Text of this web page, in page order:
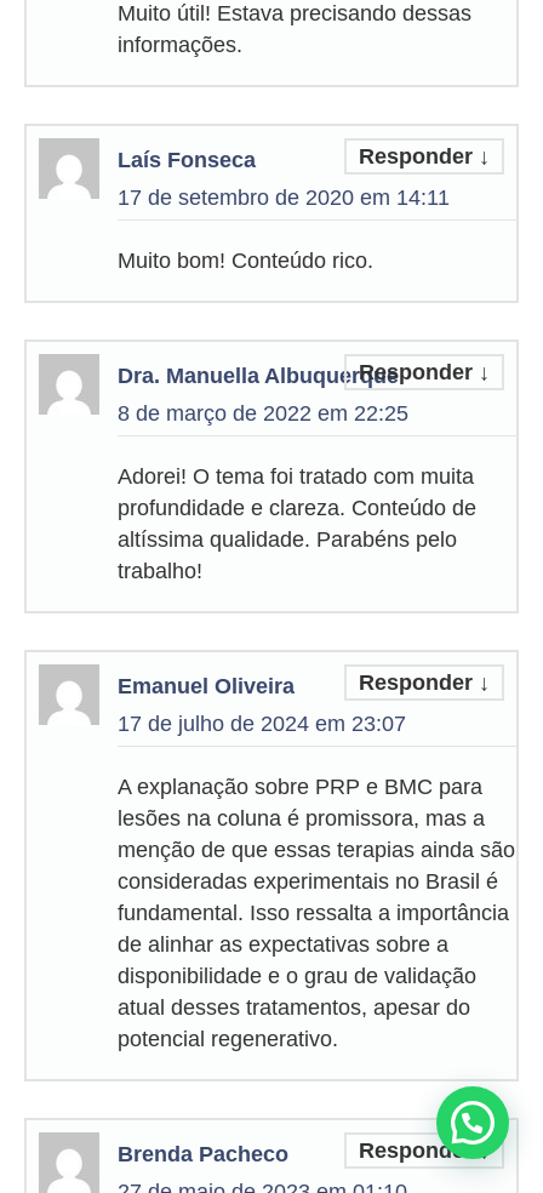
Muito útil! Estava precisando dessas
informações.
Laís Fonseca
17 de setembro de 2020 em 14:11
Responder ↓
Muito bom! Conteúdo rico.
Dra. Manuella Albuquerque
8 de março de 2022 em 22:25
Responder ↓
Adorei! O tema foi tratado com muita
profundidade e clareza. Conteúdo de
altíssima qualidade. Parabéns pelo
trabalho!
Emanuel Oliveira
17 de julho de 2024 em 23:07
Responder ↓
A explanação sobre PRP e BMC para
lesões na coluna é promissora, mas a
menção de que essas terapias ainda são
consideradas experimentais no Brasil é
fundamental. Isso ressalta a importância
de alinhar as expectativas sobre a
disponibilidade e o grau de validação
atual desses tratamentos, apesar do
potencial regenerativo.
Brenda Pacheco
Responder↓
Precisa de ajuda?